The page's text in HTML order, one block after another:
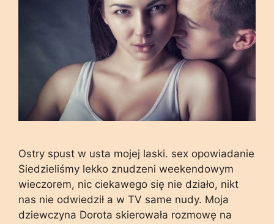
Ostry spust w usta mojej laski. sex opowiadanie
Siedzieliśmy lekko znudzeni weekendowym
wieczorem, nic ciekawego się nie działo, nikt
nas nie odwiedził a w TV same nudy. Moja
dziewczyna Dorota skierowała rozmowę na